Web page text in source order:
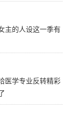
主的人设这一季有
医学专业反转精彩